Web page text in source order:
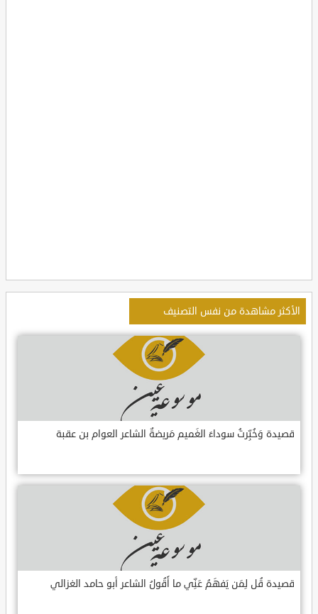
الأكثر مشاهدة من نفس التصنيف
قصيدة وَخُبِّرتُ سوداءَ الغَميم مَريضةٌ الشاعر العوام بن عقبة
قصيدة قُل لِمَن يَفهَمُ عَنِّي ما أَقُولُ الشاعر أبو حامد الغزالي